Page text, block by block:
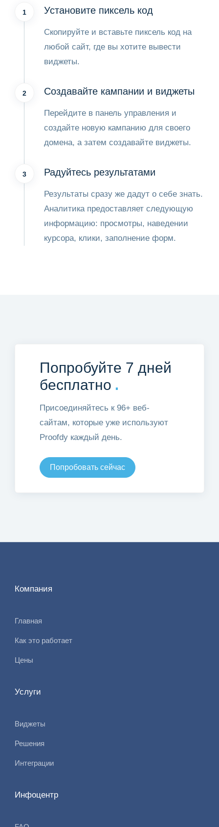
1 Установите пиксель код
Скопируйте и вставьте пиксель код на
любой сайт, где вы хотите вывести
виджеты.
2 Создавайте кампании и виджеты
Перейдите в панель управления и
создайте новую кампанию для своего
домена, а затем создавайте виджеты.
3 Радуйтесь результатами
Результаты сразу же дадут о себе знать.
Аналитика предоставляет следующую
информацию: просмотры, наведении
курсора, клики, заполнение форм.
Попробуйте 7 дней
бесплатно .
Присоединяйтесь к 96+ веб-
сайтам, которые уже используют
Proofdy каждый день.
Попробовать сейчас
Компания
Главная
Как это работает
Цены
Услуги
Виджеты
Решения
Интеграции
Инфоцентр